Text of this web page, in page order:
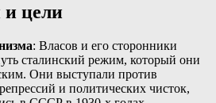
цели
: Власов и его сторонники
сталинский режим, который они
Они выступали против
и политических чисток,